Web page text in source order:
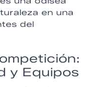
en una
del
y Equipos